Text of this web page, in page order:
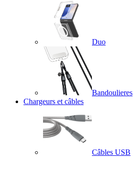
Duo
Bandoulieres
Chargeurs et câbles
Câbles USB